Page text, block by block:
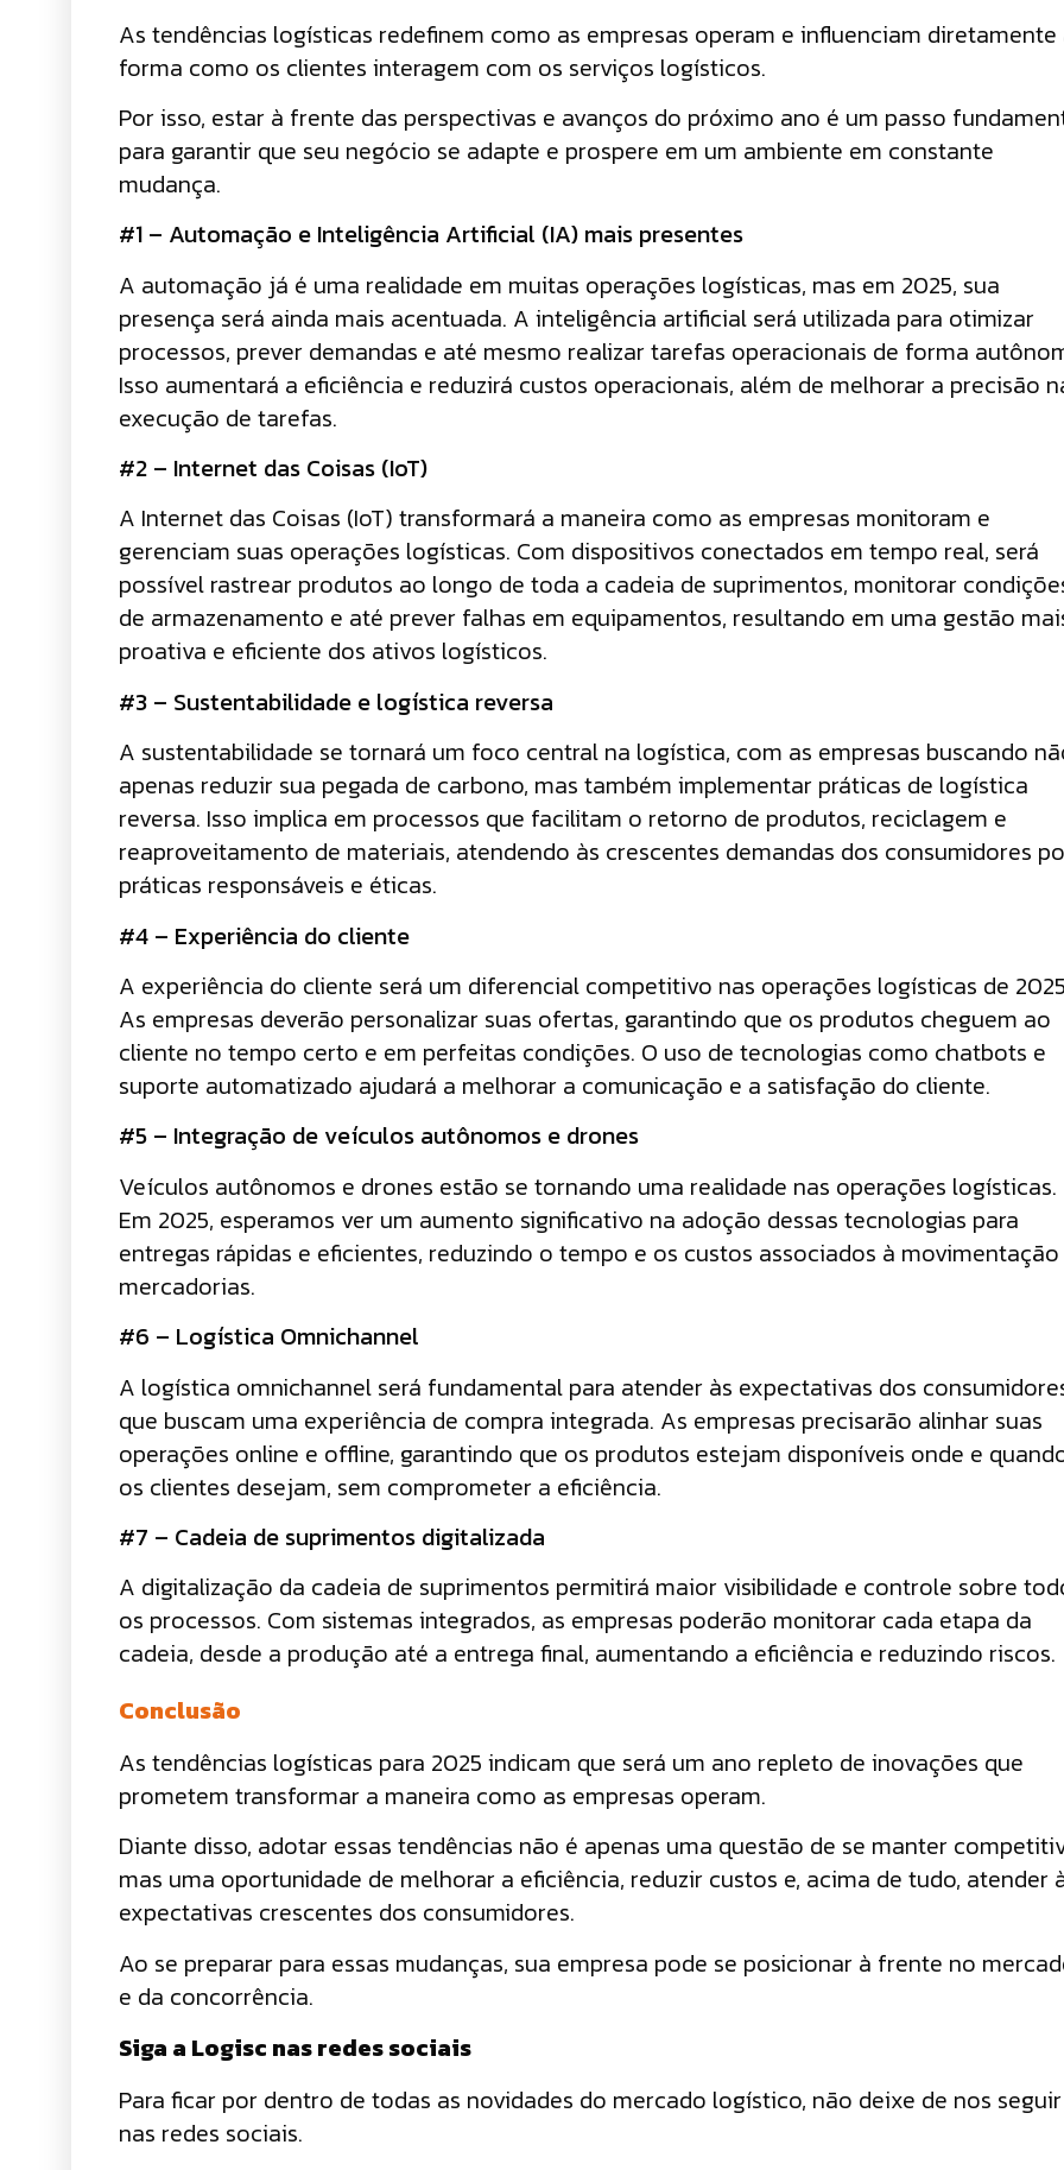
As tendências logísticas redefinem como as empresas operam e influenciam diretamente
forma como os clientes interagem com os serviços logísticos.
Por isso, estar à frente das perspectivas e avanços do próximo ano é um passo
para garantir que seu negócio se adapte e prospere em um ambiente em constante
mudança.
#1 – Automação e Inteligência Artificial (IA) mais presentes
A automação já é uma realidade em muitas operações logísticas, mas em 2025, sua
presença será ainda mais acentuada. A inteligência artificial será utilizada para otimizar
processos, prever demandas e até mesmo realizar tarefas operacionais de forma
Isso aumentará a eficiência e reduzirá custos operacionais, além de melhorar a precisão
execução de tarefas.
#2 – Internet das Coisas (IoT)
A Internet das Coisas (IoT) transformará a maneira como as empresas monitoram e
gerenciam suas operações logísticas. Com dispositivos conectados em tempo real, será
possível rastrear produtos ao longo de toda a cadeia de suprimentos, monitorar
de armazenamento e até prever falhas em equipamentos, resultando em uma gestão
proativa e eficiente dos ativos logísticos.
#3 – Sustentabilidade e logística reversa
A sustentabilidade se tornará um foco central na logística, com as empresas buscando
apenas reduzir sua pegada de carbono, mas também implementar práticas de logística
reversa. Isso implica em processos que facilitam o retorno de produtos, reciclagem e
reaproveitamento de materiais, atendendo às crescentes demandas dos consumidores
práticas responsáveis e éticas.
#4 – Experiência do cliente
A experiência do cliente será um diferencial competitivo nas operações logísticas de
As empresas deverão personalizar suas ofertas, garantindo que os produtos cheguem ao
cliente no tempo certo e em perfeitas condições. O uso de tecnologias como chatbots e
suporte automatizado ajudará a melhorar a comunicação e a satisfação do cliente.
#5 – Integração de veículos autônomos e drones
Veículos autônomos e drones estão se tornando uma realidade nas operações logísticas.
Em 2025, esperamos ver um aumento significativo na adoção dessas tecnologias para
entregas rápidas e eficientes, reduzindo o tempo e os custos associados à
mercadorias.
#6 – Logística Omnichannel
A logística omnichannel será fundamental para atender às expectativas dos
que buscam uma experiência de compra integrada. As empresas precisarão alinhar suas
operações online e offline, garantindo que os produtos estejam disponíveis onde e
os clientes desejam, sem comprometer a eficiência.
#7 – Cadeia de suprimentos digitalizada
A digitalização da cadeia de suprimentos permitirá maior visibilidade e controle sobre
os processos. Com sistemas integrados, as empresas poderão monitorar cada etapa da
cadeia, desde a produção até a entrega final, aumentando a eficiência e reduzindo riscos.
Conclusão
As tendências logísticas para 2025 indicam que será um ano repleto de inovações que
prometem transformar a maneira como as empresas operam.
Diante disso, adotar essas tendências não é apenas uma questão de se manter
mas uma oportunidade de melhorar a eficiência, reduzir custos e, acima de tudo, atender
expectativas crescentes dos consumidores.
Ao se preparar para essas mudanças, sua empresa pode se posicionar à frente no
e da concorrência.
Siga a Logisc nas redes sociais
Para ficar por dentro de todas as novidades do mercado logístico, não deixe de nos seguir
nas redes sociais.